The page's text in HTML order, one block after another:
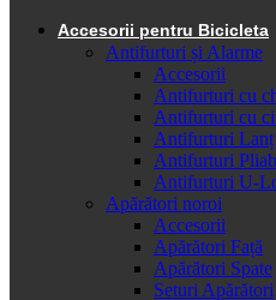
Accesorii pentru Bicicleta
Antifurturi și Alarme
Accesorii
Antifurturi cu
Antifurturi cu
Antifurturi Lanț
Antifurturi
Antifurturi U-
Apărători noroi
Accesorii
Apărători Față
Apărători Spate
Seturi Apărători